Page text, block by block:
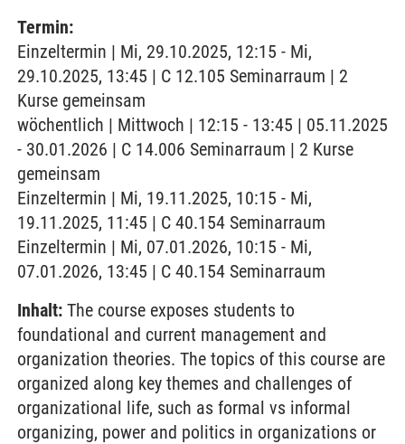
Termin:
Einzeltermin | Mi, 29.10.2025, 12:15 - Mi,
29.10.2025, 13:45 | C 12.105 Seminarraum | 2
Kurse gemeinsam
wöchentlich | Mittwoch | 12:15 - 13:45 | 05.11.2025
- 30.01.2026 | C 14.006 Seminarraum | 2 Kurse
gemeinsam
Einzeltermin | Mi, 19.11.2025, 10:15 - Mi,
19.11.2025, 11:45 | C 40.154 Seminarraum
Einzeltermin | Mi, 07.01.2026, 10:15 - Mi,
07.01.2026, 13:45 | C 40.154 Seminarraum
Inhalt: The course exposes students to
foundational and current management and
organization theories. The topics of this course are
organized along key themes and challenges of
organizational life, such as formal vs informal
organizing, power and politics in organizations or